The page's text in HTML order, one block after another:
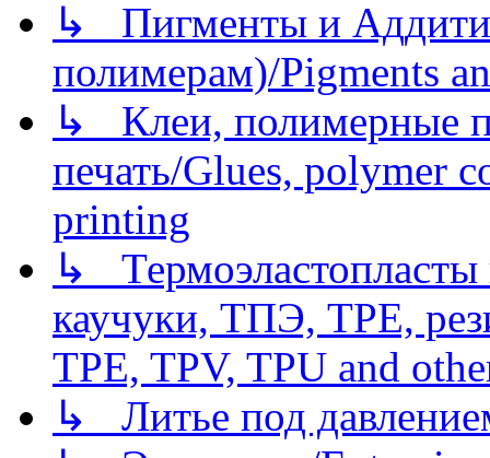
↳ Пигменты и
полимерам)/Pigments
↳ Клеи, полимерные
печать/Glues, polymer
printing
↳
каучуки, ТПЭ, TPE,
TPE, TPV, TPU and
↳ Литье под